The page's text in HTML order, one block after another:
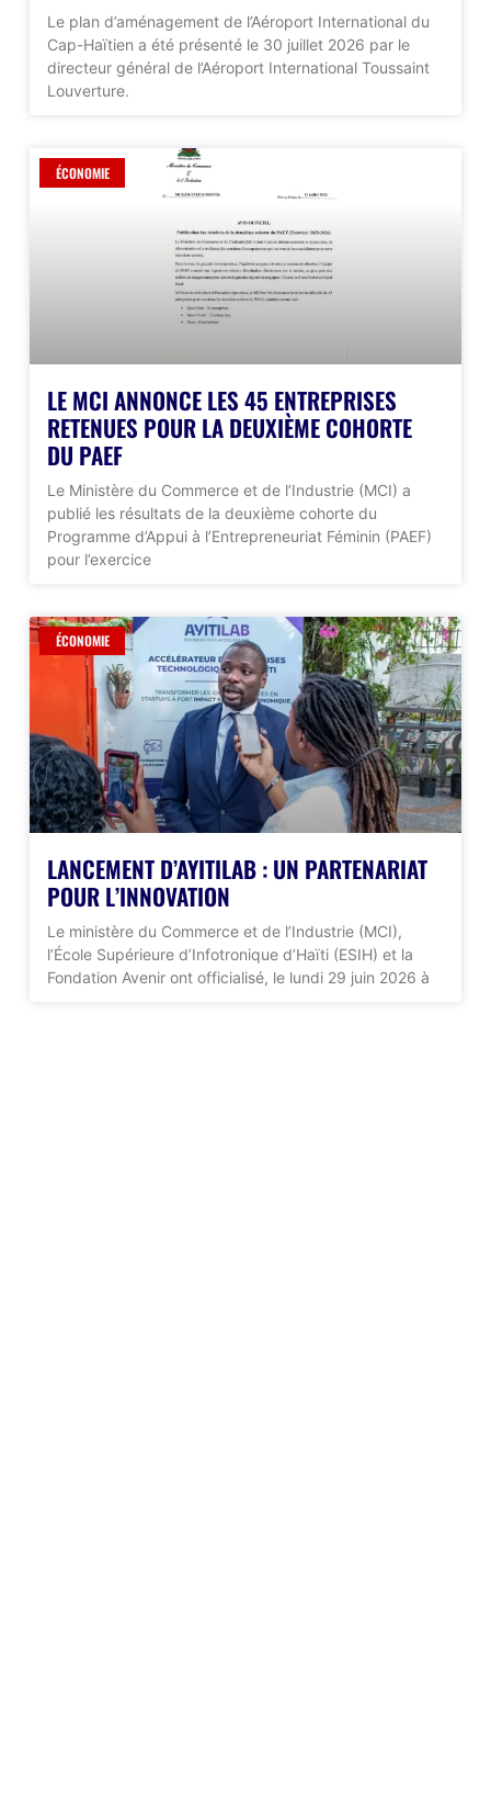
Le plan d’aménagement de l’Aéroport International du
Cap-Haïtien a été présenté le 30 juillet 2026 par le
directeur général de l’Aéroport International Toussaint
Louverture.
ÉCONOMIE
LE MCI ANNONCE LES 45 ENTREPRISES
RETENUES POUR LA DEUXIÈME COHORTE
DU PAEF
Le Ministère du Commerce et de l’Industrie (MCI) a
publié les résultats de la deuxième cohorte du
Programme d’Appui à l’Entrepreneuriat Féminin (PAEF)
pour l’exercice
ÉCONOMIE
LANCEMENT D’AYITILAB : UN PARTENARIAT
POUR L’INNOVATION
Le ministère du Commerce et de l’Industrie (MCI),
l’École Supérieure d’Infotronique d’Haïti (ESIH) et la
Fondation Avenir ont officialisé, le lundi 29 juin 2026 à